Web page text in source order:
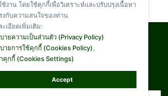
Total Visit :
1,094,773
ช้งาน โดยใช้คุกกี้เพื่อวิเคราะห์และปรับปรุงเนื้อหา
งกับความสนใจของท่าน
ะเอียดเพิ่มเติม:
ายความเป็นส่วนตัว (Privacy Policy)
ายการใช้คุกกี้ (Cookies Policy),
คุกกี้ (Cookies Settings)
Accept